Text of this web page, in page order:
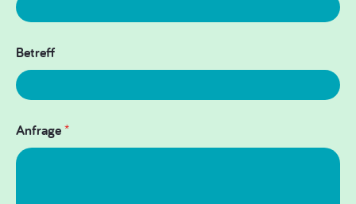
Betreff
Anfrage*